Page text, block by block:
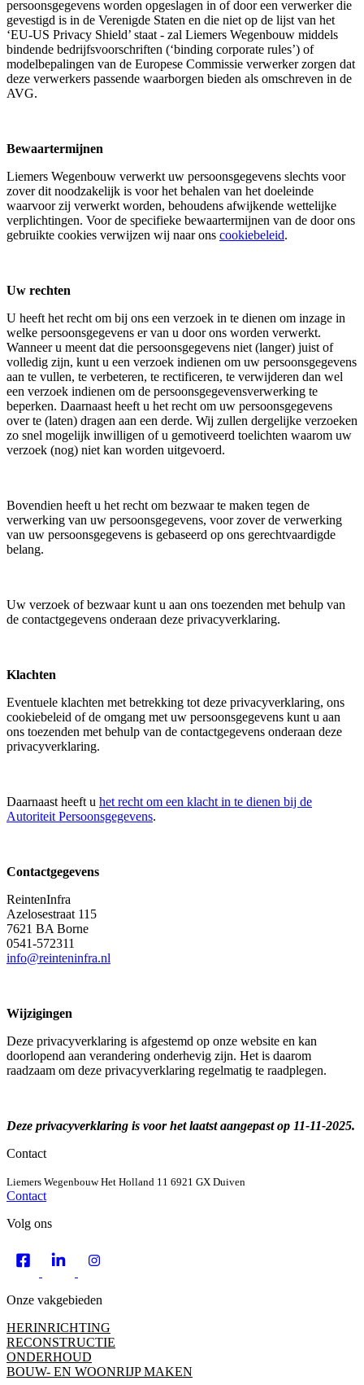
persoonsgegevens worden opgeslagen in of door een verwerker die
gevestigd is in de Verenigde Staten en die niet op de lijst van het
‘EU-US Privacy Shield’ staat - zal Liemers Wegenbouw middels
bindende bedrijfsvoorschriften (‘binding corporate rules’) of
modelbepalingen van de Europese Commissie verwerker zorgen dat
deze verwerkers passende waarborgen bieden als omschreven in de
AVG.
Bewaartermijnen
Liemers Wegenbouw verwerkt uw persoonsgegevens slechts voor
zover dit noodzakelijk is voor het behalen van het doeleinde
waarvoor zij verwerkt worden, behoudens afwijkende wettelijke
verplichtingen. Voor de specifieke bewaartermijnen van de door ons
gebruikte cookies verwijzen wij naar ons cookiebeleid.
Uw rechten
U heeft het recht om bij ons een verzoek in te dienen om inzage in
welke persoonsgegevens er van u door ons worden verwerkt.
Wanneer u meent dat die persoonsgegevens niet (langer) juist of
volledig zijn, kunt u een verzoek indienen om uw persoonsgegevens
aan te vullen, te verbeteren, te rectificeren, te verwijderen dan wel
een verzoek indienen om de persoonsgegevensverwerking te
beperken. Daarnaast heeft u het recht om uw persoonsgegevens
over te (laten) dragen aan een derde. Wij zullen dergelijke verzoeken
zo snel mogelijk inwilligen of u gemotiveerd toelichten waarom uw
verzoek (nog) niet kan worden uitgevoerd.
Bovendien heeft u het recht om bezwaar te maken tegen de
verwerking van uw persoonsgegevens, voor zover de verwerking
van uw persoonsgegevens is gebaseerd op ons gerechtvaardigde
belang.
Uw verzoek of bezwaar kunt u aan ons toezenden met behulp van
de contactgegevens onderaan deze privacyverklaring.
Klachten
Eventuele klachten met betrekking tot deze privacyverklaring, ons
cookiebeleid of de omgang met uw persoonsgegevens kunt u aan
ons toezenden met behulp van de contactgegevens onderaan deze
privacyverklaring.
Daarnaast heeft u het recht om een klacht in te dienen bij de
Autoriteit Persoonsgegevens.
Contactgegevens
ReintenInfra
Azelosestraat 115
7621 BA Borne
0541-572311
info@reinteninfra.nl
Wijzigingen
Deze privacyverklaring is afgestemd op onze website en kan
doorlopend aan verandering onderhevig zijn. Het is daarom
raadzaam om deze privacyverklaring regelmatig te raadplegen.
Deze privacyverklaring is voor het laatst aangepast op 11-11-2025.
Contact
Liemers WegenbouwHet Holland 11 6921 GX Duiven
Contact
Volg ons
Onze vakgebieden
HERINRICHTING
RECONSTRUCTIE
ONDERHOUD
BOUW- EN WOONRIJP MAKEN